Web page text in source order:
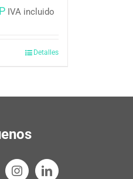
IVA incluido
Detalles